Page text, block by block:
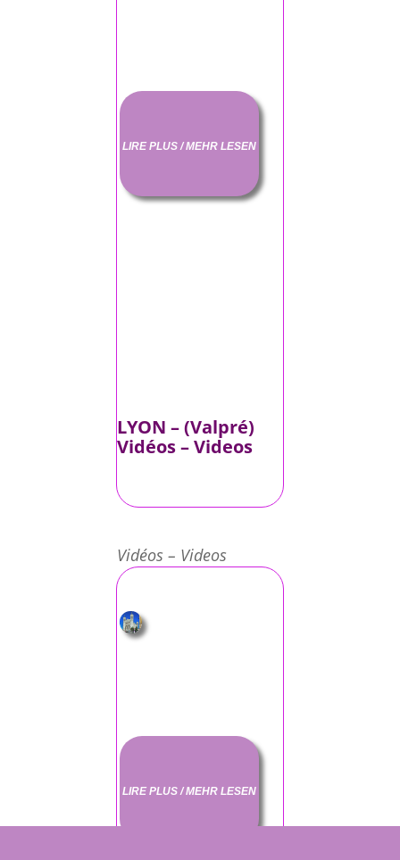
LIRE PLUS / MEHR LESEN
LYON – (Valpré)
Vidéos – Videos
Vidéos – Videos
LIRE PLUS / MEHR LESEN